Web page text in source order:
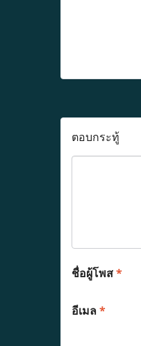
ตอบกระทู้
ชื่อผู้โพส*
อีเมล*